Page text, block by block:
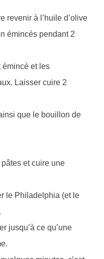
revenir à l’huile d’olive
émincés pendant 2
émincé et les
Laisser cuire 2
que le bouillon de
et cuire une
le Philadelphia (et le
jusqu’à ce qu’une